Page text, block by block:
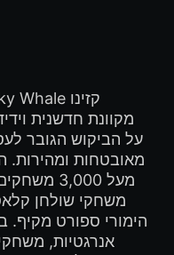
מקוונת חדשנית
על הביקוש הגובר
מאובטחות ומהירות.
מעל
משחקי שולחן
הימורי ספורט מקיף.
אנרגטיות,